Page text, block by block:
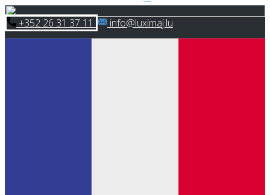
Skip
to
content
​+352 26 31 37 11 ​info@luximaj.lu